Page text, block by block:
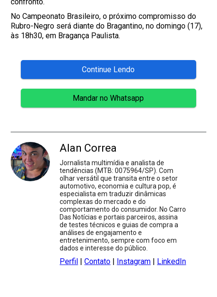
No Campeonato Brasileiro, o próximo compromisso do
Rubro-Negro será diante do Bragantino, no domingo (17),
às 18h30, em Bragança Paulista.
Continue Lendo
Mandar no Whatsapp
Alan Correa
Jornalista multimídia e analista de
tendências (MTB: 0075964/SP). Com
olhar versátil que transita entre o setor
automotivo, economia e cultura pop, é
especialista em traduzir dinâmicas
complexas do mercado e do
comportamento do consumidor. No Carro
Das Notícias e portais parceiros, assina
de testes técnicos e guias de compra a
análises de engajamento e
entretenimento, sempre com foco em
dados e interesse do público.
Perfil |Contato Instagram LinkedIn